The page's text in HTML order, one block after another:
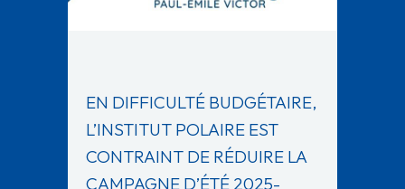
EN DIFFICULTÉ BUDGÉTAIRE,
L’INSTITUT POLAIRE EST
CONTRAINT DE RÉDUIRE LA
CAMPAGNE D’ÉTÉ 2025-